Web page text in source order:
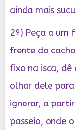
ainda mais
2º) Peça a um
frente do
fixo na isca, dê
olhar dele para
ignorar, a
passeio, onde